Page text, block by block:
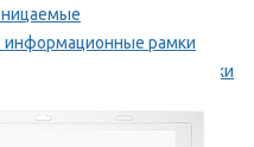
рамки
информационные рамки